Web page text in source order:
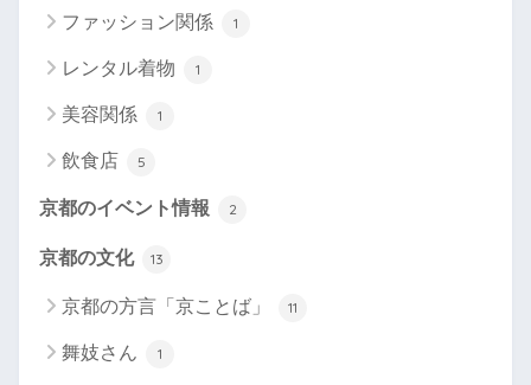
ファッション関係 1
レンタル着物 1
美容関係 1
飲食店 5
京都のイベント情報 2
京都の文化 13
京都の方言「京ことば」 11
舞妓さん 1